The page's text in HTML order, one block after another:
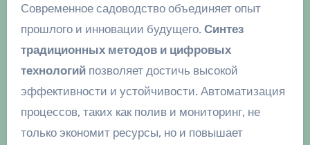
Современное садоводство объединяет опыт
прошлого и инновации будущего. Синтез
традиционных методов и цифровых
технологийпозволяет достичь высокой
эффективности и устойчивости. Автоматизация
процессов, таких как полив и мониторинг, не
только экономит ресурсы, но и повышает